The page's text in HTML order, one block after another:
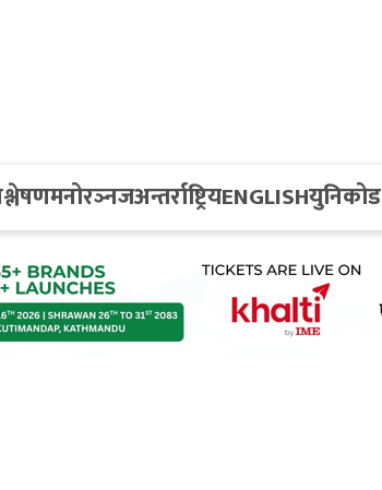
मनोरञ्नजअन्तर्राष्ट्रियENGLISHयुनिकोड